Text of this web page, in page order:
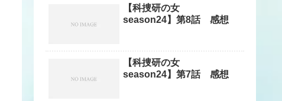
【科捜研の女
season24】第8話 感想
【科捜研の女
season24】第7話 感想